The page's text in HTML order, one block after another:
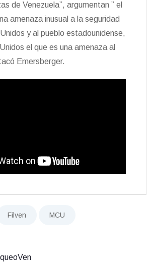
de Venezuela”, argumentan ” el
amenaza inusual a la seguridad
y al pueblo estadounidense,
el que es una amenaza al
Emersberger.
Filven MCU